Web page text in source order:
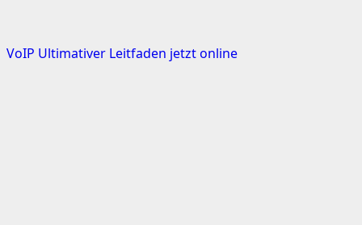
VoIP Ultimativer Leitfaden jetzt online